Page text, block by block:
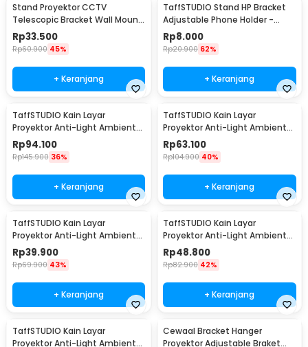
Stand Proyektor CCTV
Telescopic Bracket Wall Mount
Ball Head - FT-810
Rp33.500
Rp60.900 45%
+ Keranjang
TaffSTUDIO Stand HP Bracket
Adjustable Phone Holder -
H120-B
Rp8.000
Rp20.900 62%
+ Keranjang
TaffSTUDIO Kain Layar
Proyektor Anti-Light Ambient
Screen Curtain 16:9 133 Inch -
L21
Rp94.100
Rp145.900 36%
+ Keranjang
TaffSTUDIO Kain Layar
Proyektor Anti-Light Ambient
Screen Curtain 16:9 100 Inch -
L21
Rp63.100
Rp104.900 40%
+ Keranjang
TaffSTUDIO Kain Layar
Proyektor Anti-Light Ambient
Screen Curtain 16:9 72 Inch -
L21
Rp39.900
Rp69.900 43%
+ Keranjang
TaffSTUDIO Kain Layar
Proyektor Anti-Light Ambient
Screen Curtain 16:9 84 Inch -
L21
Rp48.800
Rp82.900 42%
+ Keranjang
TaffSTUDIO Kain Layar
Proyektor Anti-Light Ambient
Cewaal Bracket Hanger
Proyektor Adjustable Braket